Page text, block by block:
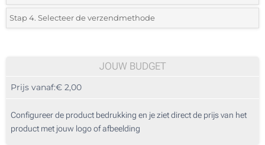
1 Kleur (Rondom)
*Selecteer uit de lijst of voeg het gewenste aantal in
200
1000
Stap 4. Selecteer de verzendmethode
JOUW BUDGET
Prijs vanaf:€ 2,00
Configureer de product bedrukking en je ziet direct de prijs van het
product met jouw logo of afbeelding